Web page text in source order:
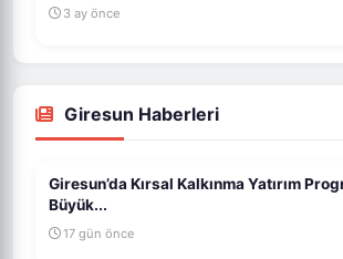
3 ay önce
Giresun Haberleri
Giresun’da Kırsal Kalkınma Yatırım
Büyük...
17 gün önce